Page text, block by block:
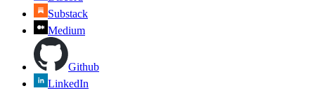
Substack
Medium
Github
LinkedIn